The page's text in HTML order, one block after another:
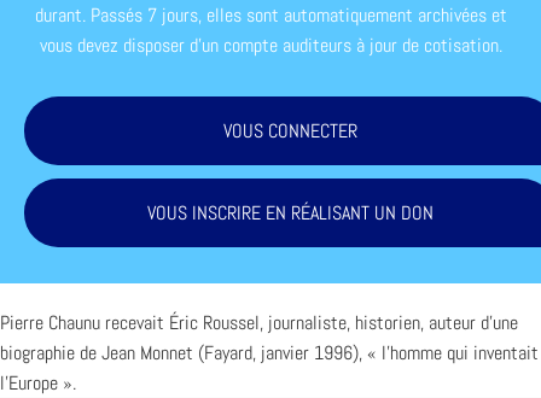
durant. Passés 7 jours, elles sont automatiquement archivées et
vous devez disposer d'un compte auditeurs à jour de cotisation.
VOUS CONNECTER
VOUS INSCRIRE EN RÉALISANT UN DON
Pierre Chaunu recevait Éric Roussel, journaliste, historien, auteur d’une
biographie de Jean Monnet (Fayard, janvier 1996), « l’homme qui inventait
l’Europe ».